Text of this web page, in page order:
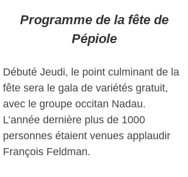
Programme de la fête de
Pépiole
Débuté Jeudi, le point culminant de la
fête sera le gala de variétés gratuit,
avec le groupe occitan Nadau.
L’année dernière plus de 1000
personnes étaient venues applaudir
François Feldman.